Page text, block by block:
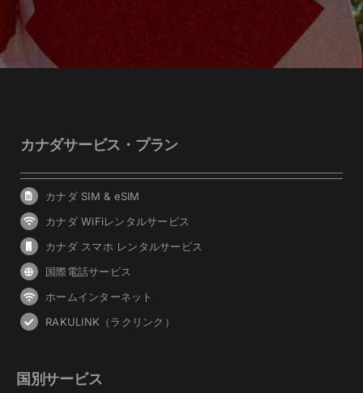
カナダサービス・プラン
カナダ SIM & eSIM
カナダ WiFiレンタルサービス
カナダ スマホ レンタルサービス
国際電話サービス
ホームインターネット
RAKULINK（ラクリンク）
国別サービス